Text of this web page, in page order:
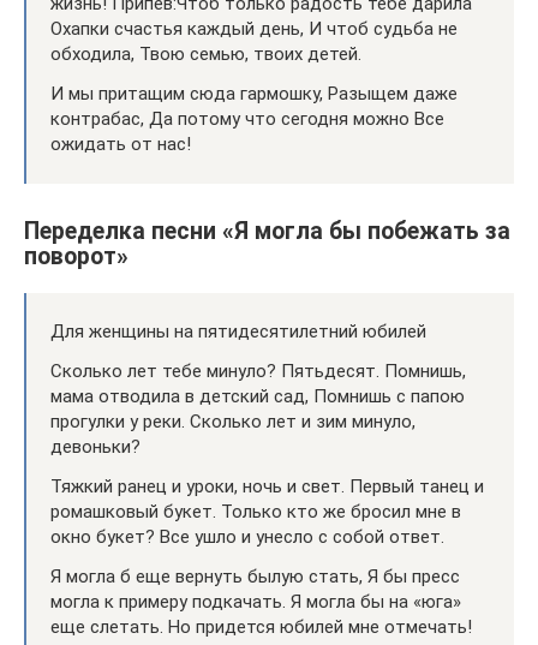
Охапки счастья каждый день, И чтоб судьба не
обходила, Твою семью, твоих детей.
И мы притащим сюда гармошку, Разыщем даже
контрабас, Да потому что сегодня можно Все
ожидать от нас!
Переделка песни «Я могла бы побежать за
поворот»
Для женщины на пятидесятилетний юбилей
Сколько лет тебе минуло? Пятьдесят. Помнишь,
мама отводила в детский сад, Помнишь с папою
прогулки у реки. Сколько лет и зим минуло,
девоньки?
Тяжкий ранец и уроки, ночь и свет. Первый танец и
ромашковый букет. Только кто же бросил мне в
окно букет? Все ушло и унесло с собой ответ.
Я могла б еще вернуть былую стать, Я бы пресс
могла к примеру подкачать. Я могла бы на «юга»
еще слетать. Но придется юбилей мне отмечать!